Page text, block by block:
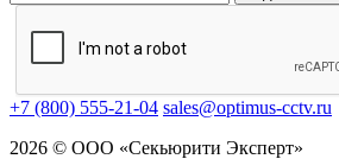
+7 (800) 555-21-04 sales@optimus-cctv.ru
2026 © ООО «Секьюрити Эксперт»